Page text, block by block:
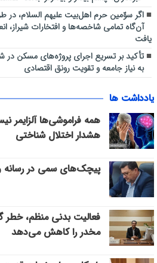
اگر سوّمین حرم اهل‌بیت علیهم السلام، در
آن‌گاه تمامی شاخصه‌ها و افتخارات
یافت
تأکید بر تسریع اجرای پروژه‌های مسکن در
به نیاز جامعه و تقویت رونق اقتصادی
یادداشت ها
همه فراموشی‌ها آلزایمر
هشدار اختلال شناختی
پیچک‌های سمی در
فعالیت بدنی منظم، خطر
مخدر را کاهش می‌دهد